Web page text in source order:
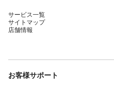
サービス一覧
サイトマップ
店舗情報
お客様サポート